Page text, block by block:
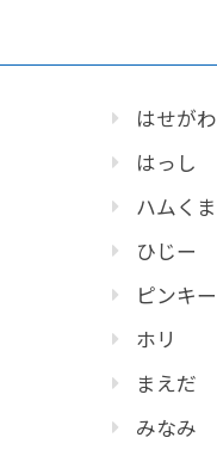
はせがわ
はっし
ハムくま
ひじー
ピンキー
ホリ
まえだ
みなみ